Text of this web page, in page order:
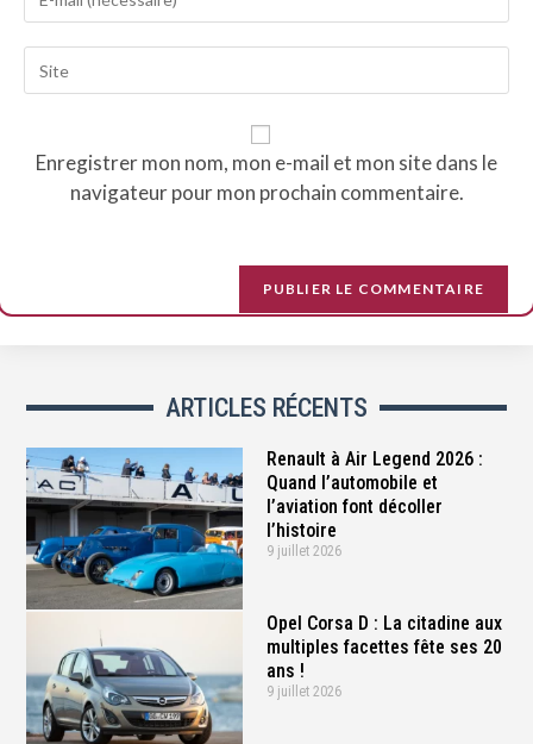
Enregistrer mon nom, mon e-mail et mon site dans le
navigateur pour mon prochain commentaire.
ARTICLES RÉCENTS
Renault à Air Legend 2026 :
Quand l’automobile et
l’aviation font décoller
l’histoire
9 juillet 2026
Opel Corsa D : La citadine aux
multiples facettes fête ses 20
ans !
9 juillet 2026